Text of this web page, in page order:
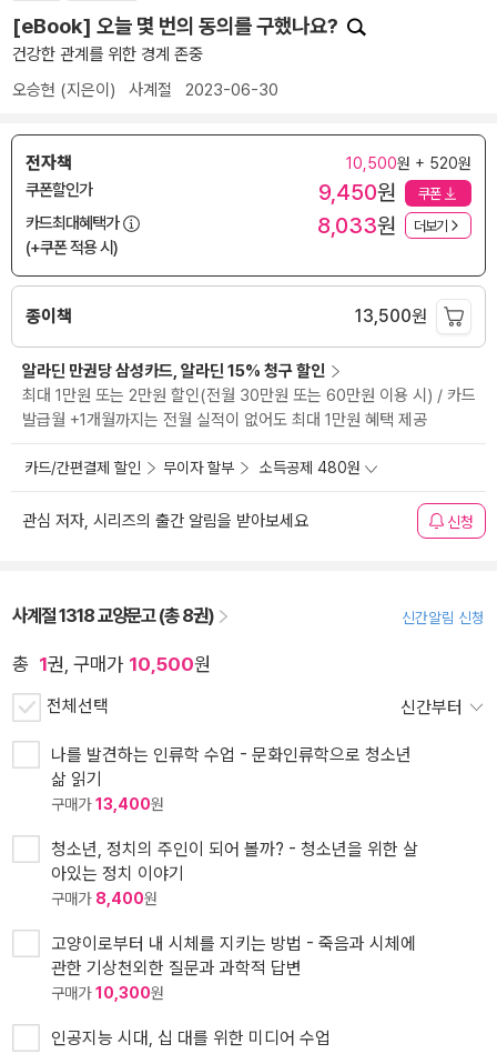
[eBook] 오늘 몇 번의 동의를 구했나요?
건강한 관계를 위한 경계 존중
오승현 (지은이) 사계절 2023-06-30
전자책 10,500원 + 520원
쿠폰할인가 9,450원 쿠폰
카드최대혜택가
(+쿠폰 적용 시)
8,033원 더보기
종이책 13,500원
알라딘 만권당 삼성카드, 알라딘 15% 청구 할인
최대 1만원 또는 2만원 할인(전월 30만원 또는 60만원 이용 시) / 카드
발급월 +1개월까지는 전월 실적이 없어도 최대 1만원 혜택 제공
카드/간편결제 할인 무이자 할부 소득공제 480원
관심 저자, 시리즈의 출간 알림을 받아보세요 신청
사계절 1318 교양문고 (총 8권) 신간알림 신청
총 1권, 구매가 10,500원
전체선택 신간부터
나를 발견하는 인류학 수업 - 문화인류학으로 청소년
삶 읽기
구매가13,400원
청소년, 정치의 주인이 되어 볼까? - 청소년을 위한 살
아있는 정치 이야기
구매가 8,400원
고양이로부터 내 시체를 지키는 방법 - 죽음과 시체에
관한 기상천외한 질문과 과학적 답변
구매가10,300원
인공지능 시대, 십 대를 위한 미디어 수업